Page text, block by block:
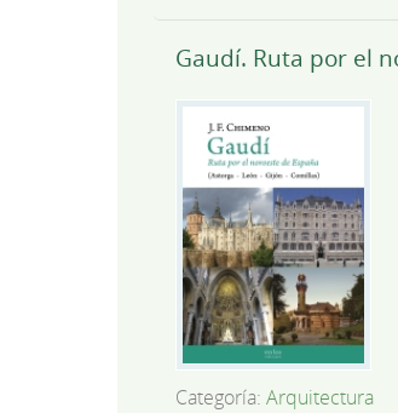
Gaudí. Ruta por el
Categoría: Arquitectura